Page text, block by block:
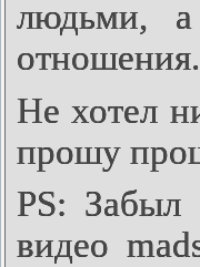
людьми,
отношения.
Не хотел
прошу
PS: Забыл
видео